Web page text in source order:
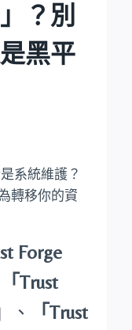
？別
黑平
系統維護？
轉移你的資
Forge
「Trust
、
「Trust